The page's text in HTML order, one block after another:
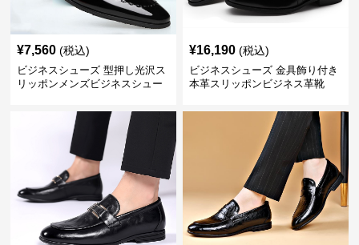
¥7,560 (税込)
ビジネスシューズ 型押し光沢ス
リッポンメンズビジネスシュー
¥16,190 (税込)
ビジネスシューズ 金具飾り付き
本革スリッポンビジネス革靴